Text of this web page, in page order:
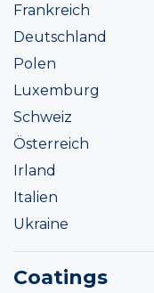
Frankreich
Deutschland
Polen
Luxemburg
Schweiz
Österreich
Irland
Italien
Ukraine
Coatings